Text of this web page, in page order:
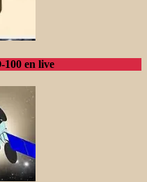
en live